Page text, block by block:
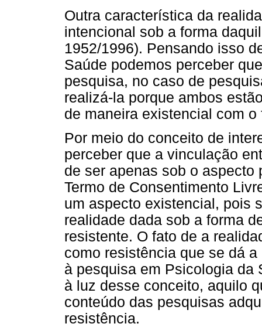
Outra característica da
intencional sob a forma
1952/1996). Pensando isso
Saúde podemos perceber
pesquisa, no caso de
realizá-la porque ambos
de maneira existencial com
Por meio do conceito de
perceber que a vinculação
de ser apenas sob o aspecto
Termo de Consentimento
um aspecto existencial, pois
realidade dada sob a forma
resistente. O fato de a
como resistência que se dá
à pesquisa em Psicologia da
à luz desse conceito, aquilo
conteúdo das pesquisas
resistência.